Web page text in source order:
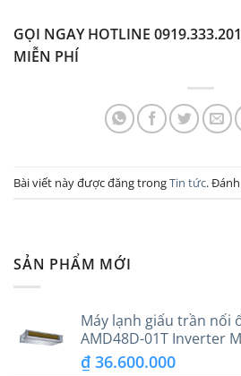
GỌI NGAY HOTLINE
MIỄN PHÍ
Bài viết này được đăng trongTin tức.
SẢN PHẨM MỚI
Máy lạnh giấu trần nối
AMD48D-01T Inverter
₫ 36.600.000